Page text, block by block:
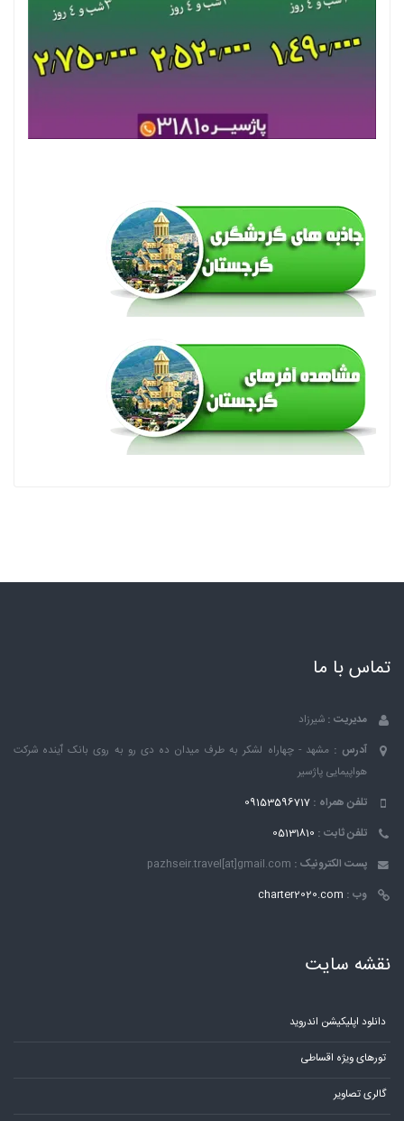
تماس با ما
مدیریت : شیرزاد
آدرس : مشهد - چهاراه لشکر به طرف میدان ده دی رو به روی بانک ٱینده شرکت
هواپیمایی پاژسیر
تلفن همراه : 09153596717
تلفن ثابت : 05131810
پست الکترونیک : pazhseir.travel[at]gmail.com
وب : charter2020.com
نقشه سایت
دانلود اپلیکیشن اندروید
تورهای ویژه اقساطی
گالری تصاویر